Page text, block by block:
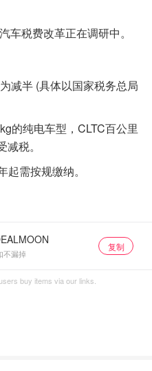
车税费改革正在调研中。
减半 (具体以国家税务总局
的纯电车型，CLTC百公里
税。
需按规缴纳。
不漏掉
复制
buy items via our links.